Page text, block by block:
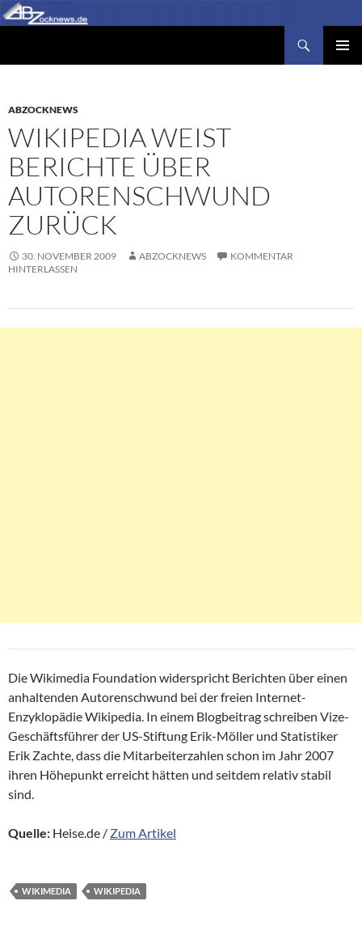
Zum
Inhalt
ABZOCKNEWS
WIKIPEDIA WEIST
BERICHTE ÜBER
AUTORENSCHWUND
ZURÜCK
30. NOVEMBER 2009 ABZOCKNEWS
KOMMENTAR
HINTERLASSEN
Die Wikimedia Foundation widerspricht Berichten über einen
anhaltenden Autorenschwund bei der freien Internet-
Enzyklopädie Wikipedia. In einem Blogbeitrag schreiben Vize-
Geschäftsführer der US-Stiftung Erik-Möller und Statistiker
Erik Zachte, dass die Mitarbeiterzahlen schon im Jahr 2007
ihren Höhepunkt erreicht hätten und seitdem relativ stabil
sind.
Quelle: Heise.de / Zum Artikel
WIKIMEDIA WIKIPEDIA